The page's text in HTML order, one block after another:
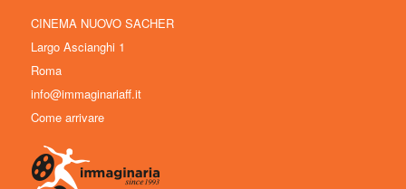
CINEMA NUOVO SACHER
Largo Ascianghi 1
Roma
info@immaginariaff.it
Come arrivare